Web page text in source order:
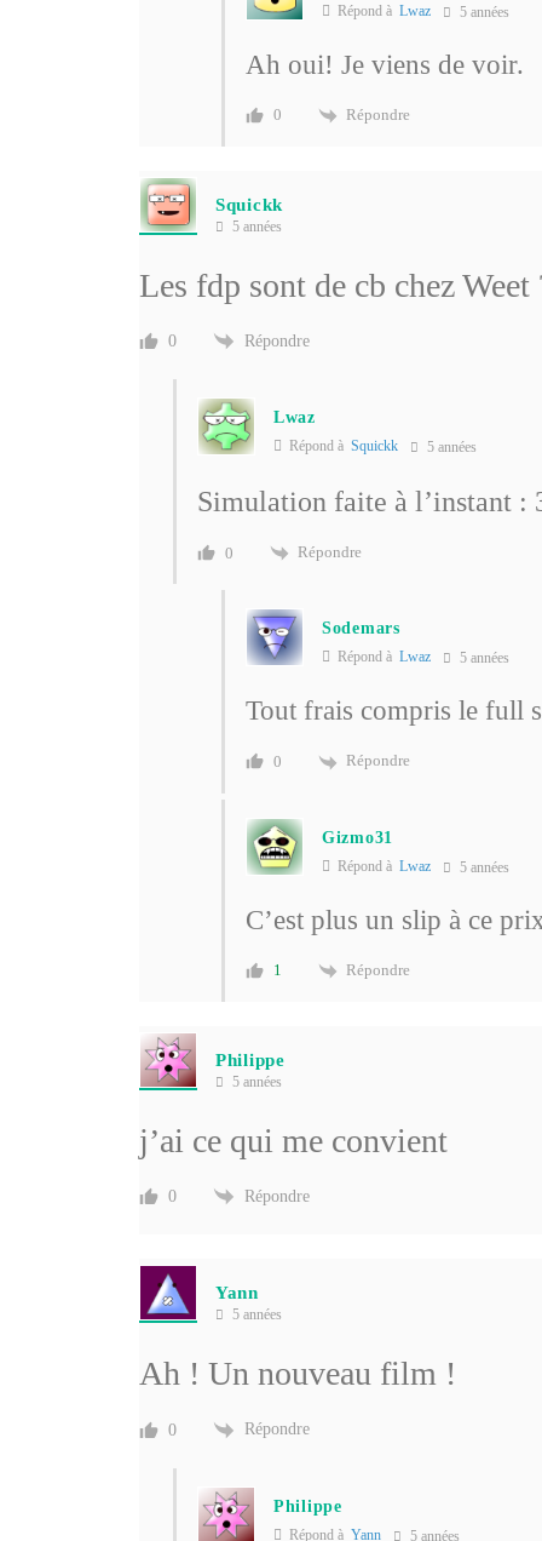
Répond à Lwaz 5 années
Ah oui! Je viens de voir.
0 Répondre
Squickk
5 années
Les fdp sont de cb chez Weet
0 Répondre
Lwaz
Répond à Squickk 5 années
Simulation faite à l’instant :
0 Répondre
Sodemars
Répond à Lwaz 5 années
Tout frais compris le full
0 Répondre
Gizmo31
Répond à Lwaz 5 années
C’est plus un slip à ce
1 Répondre
Philippe
5 années
j’ai ce qui me convient
0 Répondre
Yann
5 années
Ah ! Un nouveau film !
0 Répondre
Philippe
Répond à Yann 5 années